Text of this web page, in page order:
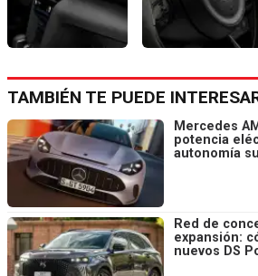
TAMBIÉN TE PUEDE
Mercedes
potencia
autonomía
Red de
expansión:
nuevos DS